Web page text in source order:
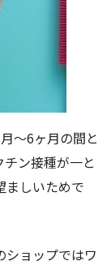
〜6ヶ月の間と
ン接種が一と
ましいためで
ショップではワ